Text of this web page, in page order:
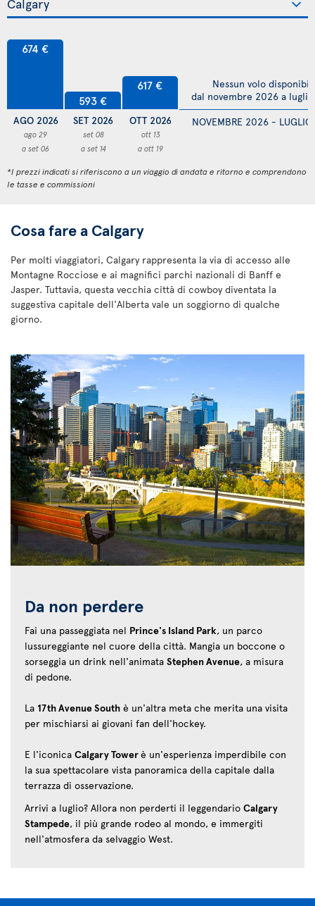
674 €
AGO 2026
ago 29
a set 06
593 €
SET 2026
set 08
a set 14
617 €
OTT 2026
ott 13
a ott 19
NOVEMBRE 2026 -
Nessun volo
dal novembre 2026 a
*I prezzi indicati si riferiscono a un viaggio di andata e ritorno e comprendono
le tasse e commissioni
Cosa fare a Calgary
Per molti viaggiatori, Calgary rappresenta la via di accesso alle
Montagne Rocciose e ai magnifici parchi nazionali di Banff e
Jasper. Tuttavia, questa vecchia città di cowboy diventata la
suggestiva capitale dell'Alberta vale un soggiorno di qualche
giorno.
Da non perdere
Fai una passeggiata nel Prince's Island Park, un parco
lussureggiante nel cuore della città. Mangia un boccone o
sorseggia un drink nell'animata Stephen Avenue, a misura
di pedone.
La 17th Avenue South è un'altra meta che merita una visita
per mischiarsi ai giovani fan dell'hockey.
E l'iconica Calgary Towerè un'esperienza imperdibile con
la sua spettacolare vista panoramica della capitale dalla
terrazza di osservazione.
Arrivi a luglio? Allora non perderti il leggendario Calgary
Stampede, il più grande rodeo al mondo, e immergiti
nell'atmosfera da selvaggio West.